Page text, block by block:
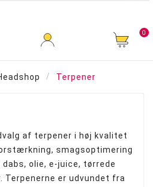
0
Terpener
af terpener i høj kvalitet
smagsoptimering
olie, e-juice, tørrede
Terpenerne er udvundet fra